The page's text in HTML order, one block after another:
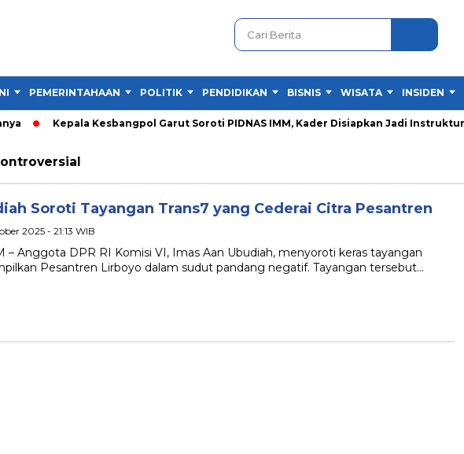
PEMERINTAHAAN POLITIK PENDIDIKAN BISNIS WISATA INSIDEN
Kepala Kesbangpol Garut Soroti PIDNAS IMM, Kader Disiapkan Jadi Instruktur
Soroti Tayangan Trans7 yang Cederai Citra Pesantren
2025 - 21:13 WIB
– Anggota DPR RI Komisi VI, Imas Aan Ubudiah, menyoroti keras tayangan
Pesantren Lirboyo dalam sudut pandang negatif. Tayangan tersebut…